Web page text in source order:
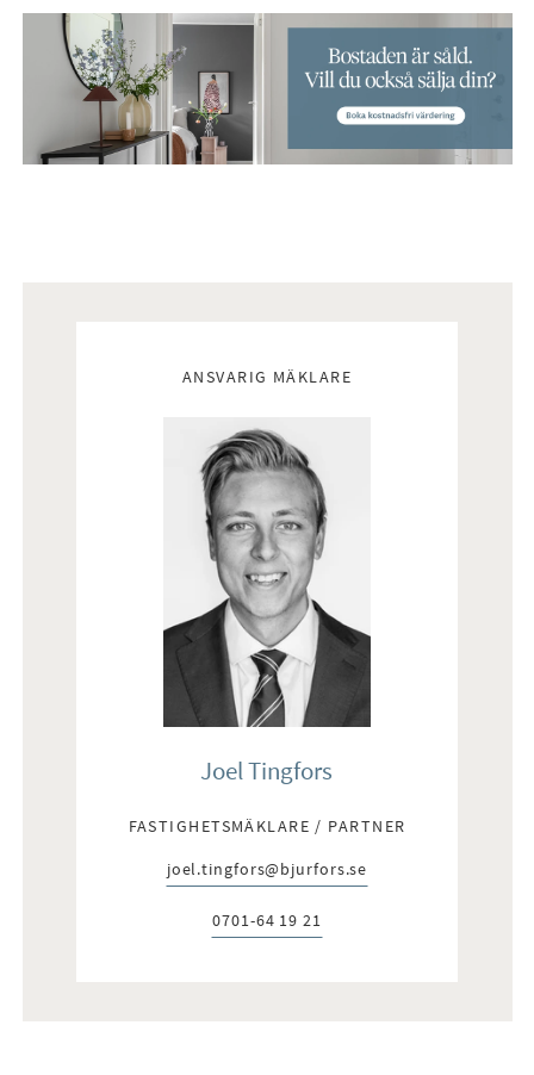
ANSVARIG MÄKLARE
Joel Tingfors
FASTIGHETSMÄKLARE / PARTNER
E-post:
joel.tingfors@bjurfors.se
Telefon:
0701-64 19 21